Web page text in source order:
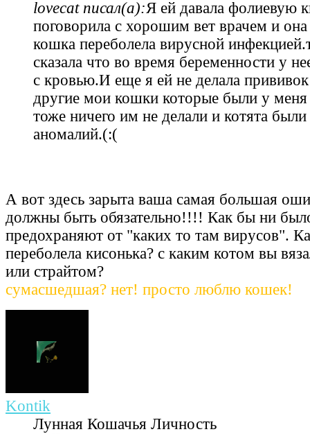
lovecat писал(а):Я ей давала фолиевую
поговорила с хорошим вет врачем и она
кошка переболела вирусной
сказала что во время беременности у
с кровью.И еще я ей не делала
другие мои кошки которые были у
тоже ничего им не делали и котята были
аномалий.(:(
А вот здесь зарыта ваша самая большая
должны быть обязательно!!!! Как бы ни
предохраняют от "каких то там вирусов".
переболела кисонька? с каким котом вы
или страйтом?
сумасшедшая? нет! просто люблю кошек!
Kontik
Лунная Кошачья Личность